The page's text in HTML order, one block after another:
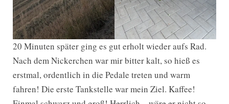
20 Minuten später ging es gut erholt wieder aufs Rad.
Nach dem Nickerchen war mir bitter kalt, so hieß es
erstmal, ordentlich in die Pedale treten und warm
fahren! Die erste Tankstelle war mein Ziel. Kaffee!